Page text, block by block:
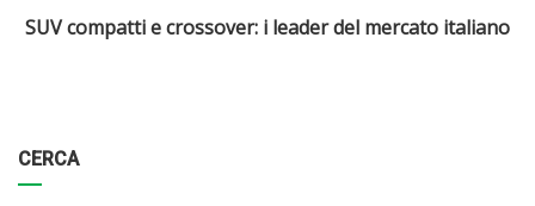
Crossover compatti: la soluzione per famiglie e
CERCA
Categorie
Articoli
per